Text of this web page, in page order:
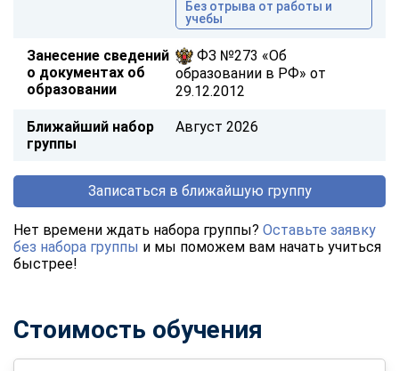
Без отрыва от работы и
учебы
Занесение сведений
о документах об
образовании
ФЗ №273 «Об
образовании в РФ» от
29.12.2012
Ближайший набор
группы
Август 2026
Записаться в ближайшую группу
Нет времени ждать набора группы? Оставьте заявку
без набора группы и мы поможем вам начать учиться
быстрее!
Стоимость обучения